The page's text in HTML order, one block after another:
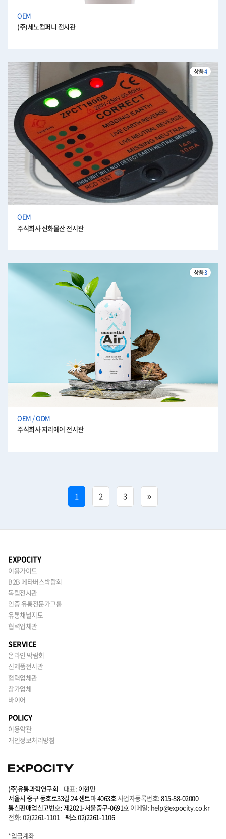
OEM
(주)세노컴퍼니 전시관
상품4
OEM
주식회사 신화물산 전시관
상품3
OEM / ODM
주식회사 지리에어 전시관
1 2 3 »
EXPOCITY
이용가이드
B2B 메타버스박람회
독립전시관
인증 유통전문가그룹
유통채널지도
협력업체관
SERVICE
온라인 박람회
신제품전시관
협력업체관
참가업체
바이어
POLICY
이용약관
개인정보처리방침
(주)유통과학연구회 대표: 이현만
서울시 중구 동호로33길 24 센트마 4063호사업자등록번호:815-88-02000
통신판매업신고번호: 제2021-서울중구-0691호이메일: help@expocity.co.kr
전화:02)2261-1101 팩스 02)2261-1106
*입금계좌